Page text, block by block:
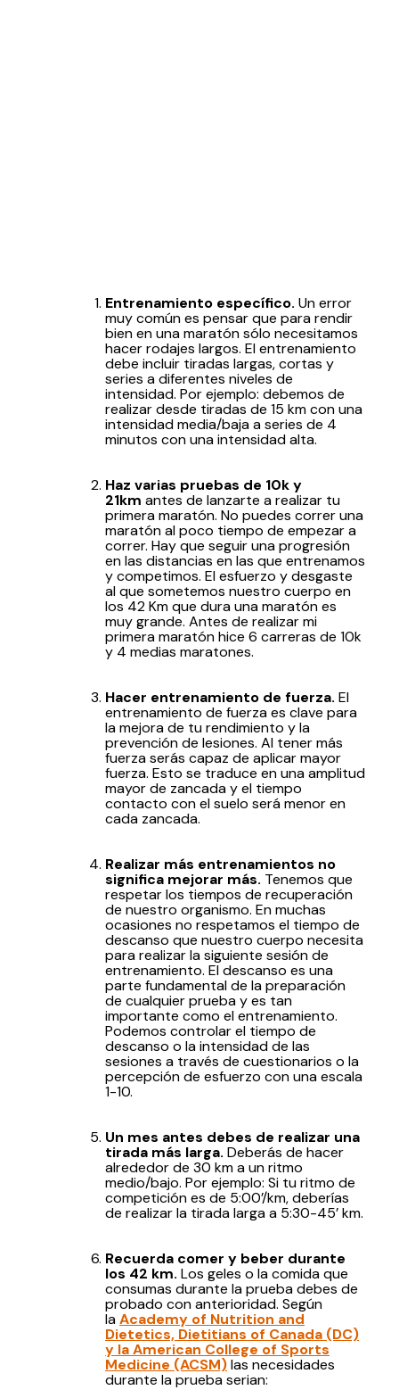
Entrenamiento específico. Un error
muy común es pensar que para rendir
bien en una maratón sólo necesitamos
hacer rodajes largos. El entrenamiento
debe incluir tiradas largas, cortas y
series a diferentes niveles de
intensidad. Por ejemplo: debemos de
realizar desde tiradas de 15 km con una
intensidad media/baja a series de 4
minutos con una intensidad alta.
Haz varias pruebas de 10k y
21km antes de lanzarte a realizar tu
primera maratón. No puedes correr una
maratón al poco tiempo de empezar a
correr. Hay que seguir una progresión
en las distancias en las que entrenamos
y competimos. El esfuerzo y desgaste
al que sometemos nuestro cuerpo en
los 42 Km que dura una maratón es
muy grande. Antes de realizar mi
primera maratón hice 6 carreras de 10k
y 4 medias maratones.
Hacer entrenamiento de fuerza. El
entrenamiento de fuerza es clave para
la mejora de tu rendimiento y la
prevención de lesiones. Al tener más
fuerza serás capaz de aplicar mayor
fuerza. Esto se traduce en una amplitud
mayor de zancada y el tiempo
contacto con el suelo será menor en
cada zancada.
Realizar más entrenamientos no
significa mejorar más. Tenemos que
respetar los tiempos de recuperación
de nuestro organismo. En muchas
ocasiones no respetamos el tiempo de
descanso que nuestro cuerpo necesita
para realizar la siguiente sesión de
entrenamiento. El descanso es una
parte fundamental de la preparación
de cualquier prueba y es tan
importante como el entrenamiento.
Podemos controlar el tiempo de
descanso o la intensidad de las
sesiones a través de cuestionarios o la
percepción de esfuerzo con una escala
1-10.
Un mes antes debes de realizar una
tirada más larga. Deberás de hacer
alrededor de 30 km a un ritmo
medio/bajo. Por ejemplo: Si tu ritmo de
competición es de 5:00’/km, deberías
de realizar la tirada larga a 5:30-45’ km.
Recuerda comer y beber durante
los 42 km. Los geles o la comida que
consumas durante la prueba debes de
probado con anterioridad. Según
laAcademy of Nutrition and
Dietetics, Dietitians of Canada (DC)
y la American College of Sports
Medicine (ACSM)las necesidades
durante la prueba serian: